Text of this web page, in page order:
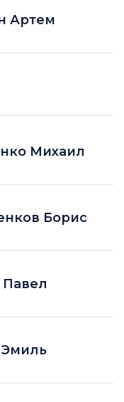
Артем
Михаил
Борис